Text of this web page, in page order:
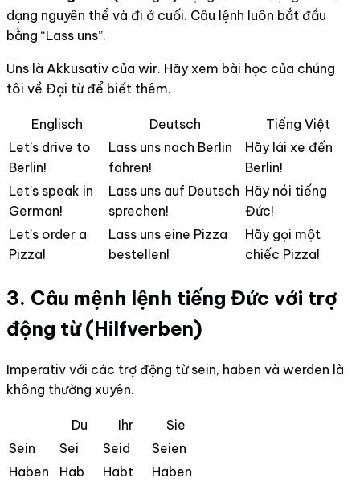
dạng nguyên thể và đi ở cuối. Câu lệnh luôn bắt đầu
bằng “Lass uns”.
Uns là Akkusativ của wir. Hãy xem bài học của chúng
tôi về Đại từ để biết thêm.
Englisch Deutsch
Tiếng Việt
Let’s drive to
Berlin!
Lass uns nach Berlin
fahren!
Hãy lái xe đến
Berlin!
Let’s speak in
German!
Lass uns auf Deutsch
sprechen!
Hãy nói tiếng
Đức!
Let’s order a
Pizza!
Lass uns eine Pizza
bestellen!
Hãy gọi một
chiếc Pizza!
3. Câu mệnh lệnh tiếng Đức với trợ
động từ (Hilfverben)
Imperativ với các trợ động từ sein, haben và werden là
không thường xuyên.
Du Ihr
Sie
Sein
Sei Seid
Seien
Haben
Hab Habt
Haben